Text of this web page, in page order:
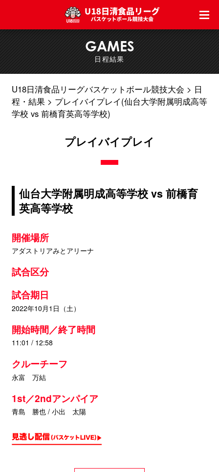
GAMES
日程結果
U18日清食品リーグバスケットボール競技大会
日
程・結果
プレイバイプレイ(仙台大学附属明成高等
学校 vs 前橋育英高等学校)
プレイバイプレイ
仙台大学附属明成高等学校 vs 前橋育
英高等学校
開催場所
アダストリアみとアリーナ
試合区分
試合期日
2022年10月1日（土）
開始時間／終了時間
11:01 / 12:58
クルーチーフ
永富 万結
1st／2ndアンパイア
青島 勝也 / 小出 太陽